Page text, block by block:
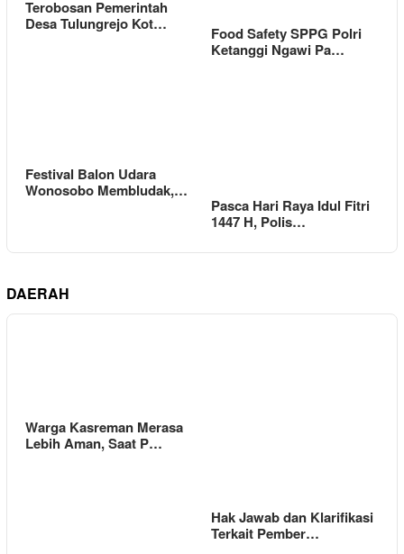
Terobosan Pemerintah
Desa Tulungrejo Kot…
Food Safety SPPG Polri
Ketanggi Ngawi Pa…
Festival Balon Udara
Wonosobo Membludak,…
Pasca Hari Raya Idul Fitri
1447 H, Polis…
DAERAH
Warga Kasreman Merasa
Lebih Aman, Saat P…
Hak Jawab dan Klarifikasi
Terkait Pember…